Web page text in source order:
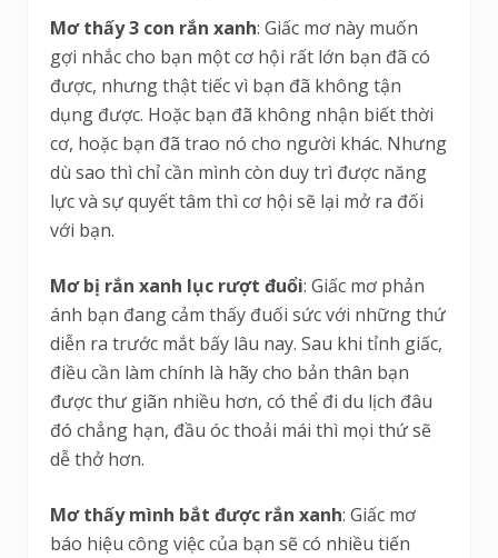
Mơ thấy 3 con rắn xanh: Giấc mơ này muốn
gợi nhắc cho bạn một cơ hội rất lớn bạn đã có
được, nhưng thật tiếc vì bạn đã không tận
dụng được. Hoặc bạn đã không nhận biết thời
cơ, hoặc bạn đã trao nó cho người khác. Nhưng
dù sao thì chỉ cần mình còn duy trì được năng
lực và sự quyết tâm thì cơ hội sẽ lại mở ra đối
với bạn.
Mơ bị rắn xanh lục rượt đuổi: Giấc mơ phản
ánh bạn đang cảm thấy đuối sức với những thứ
diễn ra trước mắt bấy lâu nay. Sau khi tỉnh giấc,
điều cần làm chính là hãy cho bản thân bạn
được thư giãn nhiều hơn, có thể đi du lịch đâu
đó chẳng hạn, đầu óc thoải mái thì mọi thứ sẽ
dễ thở hơn.
Mơ thấy mình bắt được rắn xanh: Giấc mơ
báo hiệu công việc của bạn sẽ có nhiều tiến